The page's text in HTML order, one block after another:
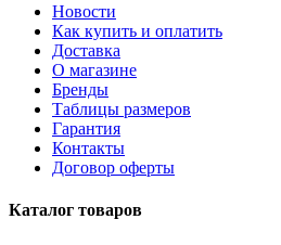
Новости
Как купить и оплатить
Доставка
О магазине
Бренды
Таблицы размеров
Гарантия
Контакты
Договор оферты
Каталог товаров